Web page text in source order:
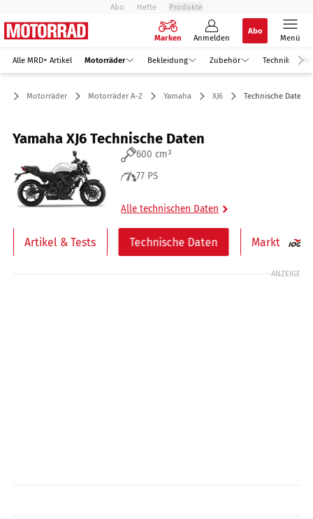
Abo Hefte Produkte
Marken Anmelden
Abo
Menü
Alle MRD+ Artikel Motorräder Bekleidung Zubehör Technik
Motorräder Motorräder A-Z Yamaha XJ6 Technische Daten
Yamaha XJ6 Technische Daten
600 cm³
77 PS
Alle technischen Daten
Artikel & Tests Technische Daten Markt
ANZEIGE